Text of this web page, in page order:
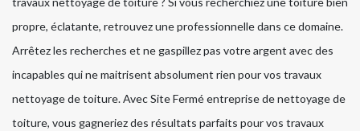
propre, éclatante, retrouvez une professionnelle dans ce domaine.
Arrêtez les recherches et ne gaspillez pas votre argent avec des
incapables qui ne maitrisent absolument rien pour vos travaux
nettoyage de toiture. Avec Site Fermé entreprise de nettoyage de
toiture, vous gagneriez des résultats parfaits pour vos travaux